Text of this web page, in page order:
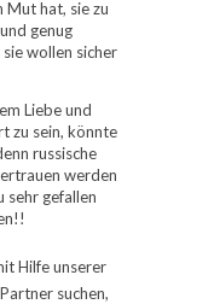
Mut hat, sie zu
genug
wollen sicher
Liebe und
zu sein, könnte
russische
werden
sehr gefallen
Hilfe unserer
suchen,